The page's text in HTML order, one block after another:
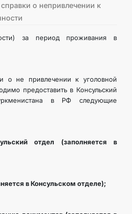
HABARLARо непривлечении к
за период проживания в
о не привлечении к уголовной
предоставить в Консульский
в РФ следующие
отдел (заполняется в
в Консульском отделе);